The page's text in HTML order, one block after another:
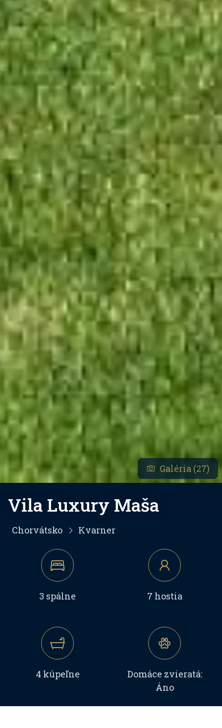
Galéria (27)
Vila Luxury Maša
Chorvátsko Kvarner
3 spálne 7 hostia
4 kúpeľne
Domáce zvieratá:
Áno